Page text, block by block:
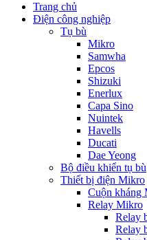
Trang chủ
Điện công nghiệp
Tụ bù
Mikro
Samwha
Epcos
Shizuki
Enerlux
Capa Sino
Nuintek
Havells
Ducati
Dae Yeong
Bộ điều khiển tụ bù
Thiết bị điện Mikro
Cuộn kháng
Relay Mikro
Relay
Relay